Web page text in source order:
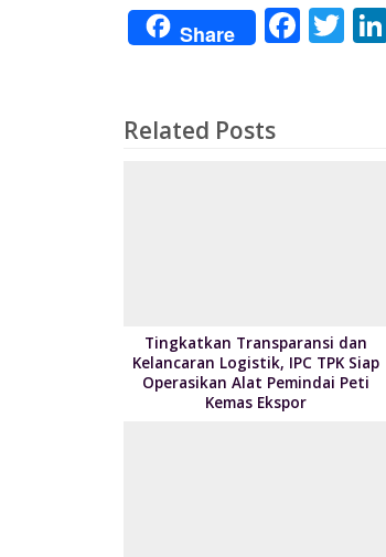
Share F T
Related Posts
Tingkatkan Transparansi dan
Kelancaran Logistik, IPC TPK Siap
Operasikan Alat Pemindai Peti
Kemas Ekspor